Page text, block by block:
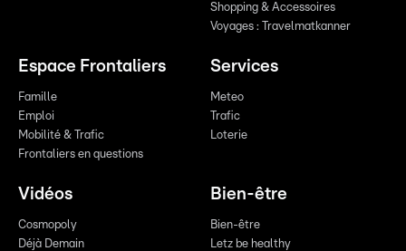
Shopping & Accessoires
Voyages : Travelmatkanner
Espace Frontaliers
Famille
Emploi
Mobilité & Trafic
Frontaliers en questions
Services
Meteo
Trafic
Loterie
Vidéos
Cosmopoly
Déjà Demain
Bien-être
Bien-être
Letz be healthy